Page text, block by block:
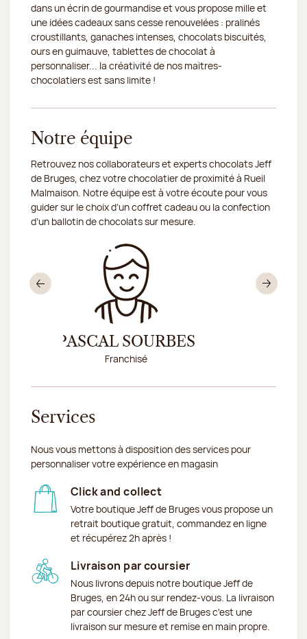
dans un écrin de gourmandise et vous propose mille et
une idées cadeaux sans cesse renouvelées : pralinés
croustillants, ganaches intenses, chocolats biscuités,
ours en guimauve, tablettes de chocolat à
personnaliser... la créativité de nos maitres-
chocolatiers est sans limite !
Notre équipe
Retrouvez nos collaborateurs et experts chocolats Jeff
de Bruges, chez votre chocolatier de proximité à Rueil
Malmaison. Notre équipe est à votre écoute pour vous
guider sur le choix d’un coffret cadeau ou la confection
d’un ballotin de chocolats sur mesure.
PASCAL SOURBES
Franchisé
Précédent
Services
Nous vous mettons à disposition des services pour
personnaliser votre expérience en magasin
Click and collect
Votre boutique Jeff de Bruges vous propose un
retrait boutique gratuit, commandez en ligne
et récupérez 2h après !
Livraison par coursier
Nous livrons depuis notre boutique Jeff de
Bruges, en 24h ou sur rendez-vous. La livraison
par coursier chez Jeff de Bruges c'est une
livraison sur mesure et remise en main propre.